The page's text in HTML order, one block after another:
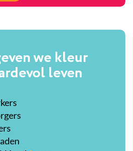
we kleur
leven